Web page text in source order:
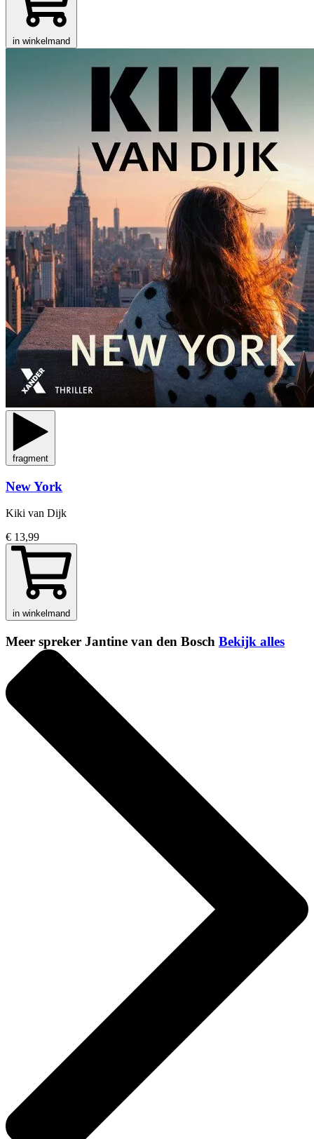
in winkelmand
fragment
New York
Kiki van Dijk
€ 13,99
in winkelmand
Meer spreker Jantine van den Bosch Bekijk alles